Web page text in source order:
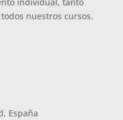
nuestros cursos.
España